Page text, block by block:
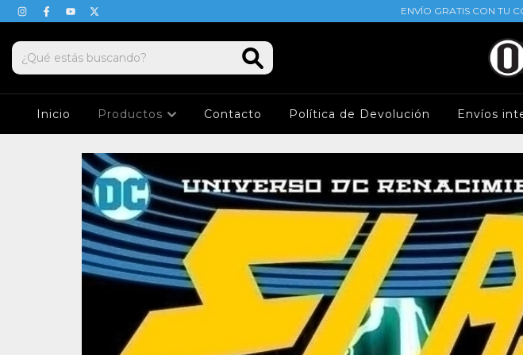
ENVÍO GRATIS CON TU
Inicio Productos Contacto Política de Devolución Envíos